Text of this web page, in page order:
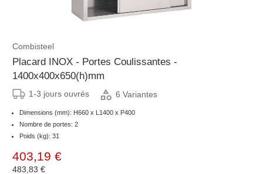
Combisteel
Placard INOX - Portes Coulissantes -
1400x400x650(h)mm
1-3 jours ouvrés 6 Variantes
Dimensions (mm): H660 x L1400 x P400
Nombre de portes: 2
Poids (kg): 31
403,19 €
483,83 €